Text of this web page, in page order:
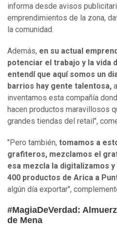
informa desde avisos
emprendimientos de la zona,
la comunidad.
Además, en su actual
potenciar el trabajo y la vida
entendí que aquí somos un
barrios hay gente talentosa,
inventamos esta compañía
hacen productos maravillosos
grandes tiendas del retail",
"Pero también, tomamos a
grafiteros, mezclamos el
esa mezcla la digitalizamos
400 productos de Arica a
algún día exportar",
#MagiaDeVerdad:
de Mena